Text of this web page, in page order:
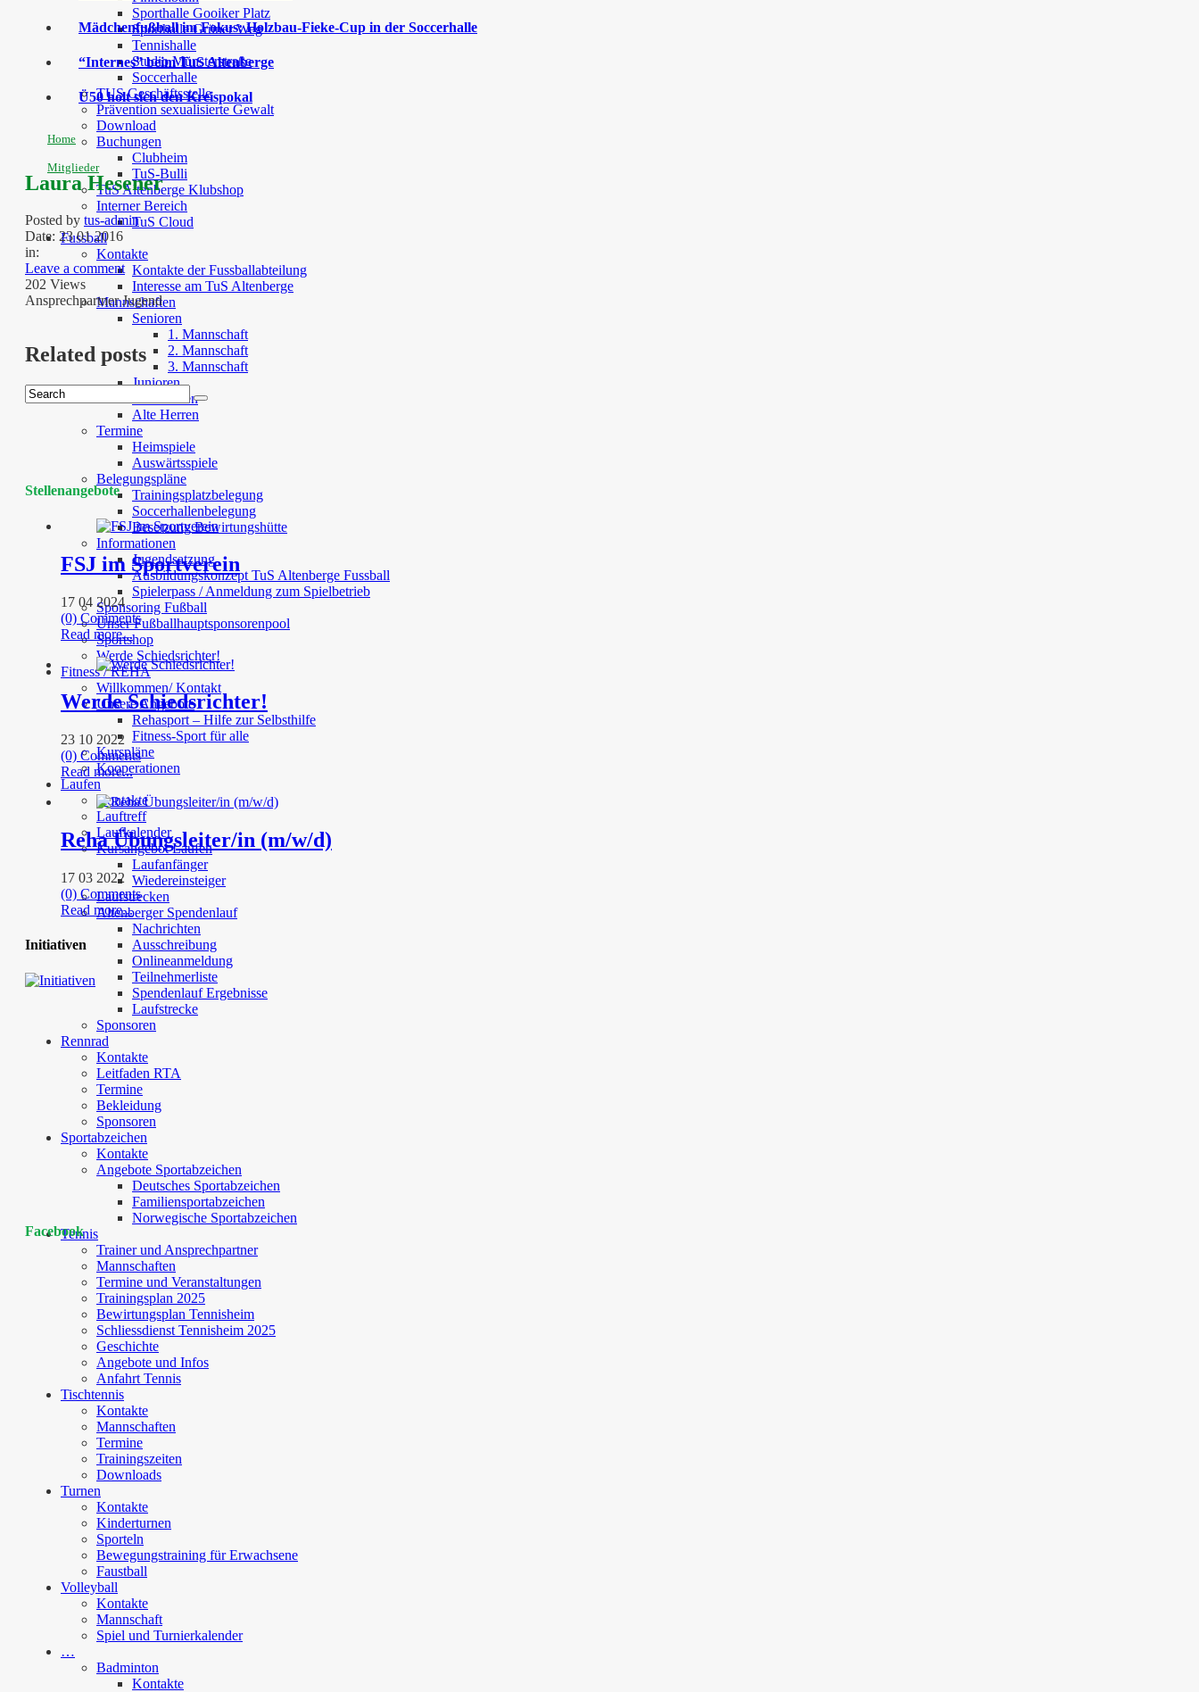
Sporthalle Gooiker Platz
Sporthalle Grüner Weg
Tennishalle
Studio Münsterstraße
Soccerhalle
TUS Geschäftsstelle
Prävention sexualisierte Gewalt
Download
Buchungen
Clubheim
TuS-Bulli
TuS Altenberge Klubshop
Interner Bereich
TuS Cloud
Fussball
Kontakte
Kontakte der Fussballabteilung
Interesse am TuS Altenberge
Mannschaften
Senioren
1. Mannschaft
2. Mannschaft
3. Mannschaft
Junioren
Juniorinnen
Alte Herren
Termine
Heimspiele
Auswärtsspiele
Belegungspläne
Trainingsplatzbelegung
Soccerhallenbelegung
Besetzung Bewirtungshütte
Informationen
Jugendsatzung
Ausbildungskonzept TuS Altenberge Fussball
Spielerpass / Anmeldung zum Spielbetrieb
Sponsoring Fußball
Unser Fußballhauptsponsorenpool
Sportshop
Werde Schiedsrichter!
Fitness / REHA
Willkommen/ Kontakt
Unsere Angebote
Rehasport – Hilfe zur Selbsthilfe
Fitness-Sport für alle
Kurspläne
Kooperationen
Laufen
Kontakte
Lauftreff
Laufkalender
Kursangebot Laufen
Laufanfänger
Wiedereinsteiger
Laufstrecken
Altenberger Spendenlauf
Nachrichten
Ausschreibung
Onlineanmeldung
Teilnehmerliste
Spendenlauf Ergebnisse
Laufstrecke
Sponsoren
Rennrad
Kontakte
Leitfaden RTA
Termine
Bekleidung
Sponsoren
Sportabzeichen
Kontakte
Angebote Sportabzeichen
Deutsches Sportabzeichen
Familiensportabzeichen
Norwegische Sportabzeichen
Tennis
Trainer und Ansprechpartner
Mannschaften
Termine und Veranstaltungen
Trainingsplan 2025
Bewirtungsplan Tennisheim
Schliessdienst Tennisheim 2025
Geschichte
Angebote und Infos
Anfahrt Tennis
Tischtennis
Kontakte
Mannschaften
Termine
Trainingszeiten
Downloads
Turnen
Kontakte
Kinderturnen
Sporteln
Bewegungstraining für Erwachsene
Faustball
Volleyball
Kontakte
Mannschaft
Spiel und Turnierkalender
…
Badminton
Kontakte
Mädchenfußball im Fokus: Holzbau-Fieke-Cup in der Soccerhalle
“Internes” beim TuS Altenberge
Ü50 holt sich den Kreispokal
Home
Mitglieder
Laura Hesener
Posted by tus-admin
Date: 23 01 2016
in:
Leave a comment
202 Views
Ansprechpartner Jugend
Related posts
Stellenangebote
FSJ im Sportverein
17 04 2024
(0) Comments
Read more...
Werde Schiedsrichter!
23 10 2022
(0) Comments
Read more...
Reha Übungsleiter/in (m/w/d)
17 03 2022
(0) Comments
Read more...
Initiativen
Facebook